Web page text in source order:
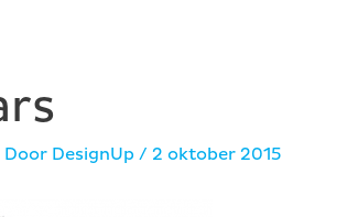
DesignUp/2 oktober 2015